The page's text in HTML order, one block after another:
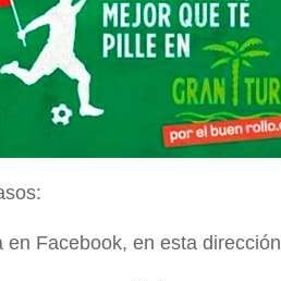
Facebook, en esta dirección